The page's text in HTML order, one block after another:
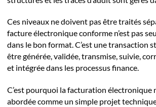
Ces niveaux ne doivent pas être traités
facture électronique conforme n’est pas
dans le bon format. C’est une transaction
être générée, validée, transmise, suivie,
et intégrée dans les processus finance.
C’est pourquoi la facturation électronique
abordée comme un simple projet